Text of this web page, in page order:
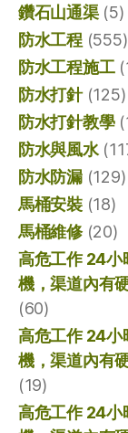
鑽石山通渠(5)
防水工程(555)
防水工程施工
防水打針(125)
防水打針教學
防水與風水
防水防漏(129)
馬桶安裝(18)
馬桶維修(20)
高危工作 24小
機，渠道內有
(60)
高危工作 24小
機，渠道內有
(19)
高危工作 24小